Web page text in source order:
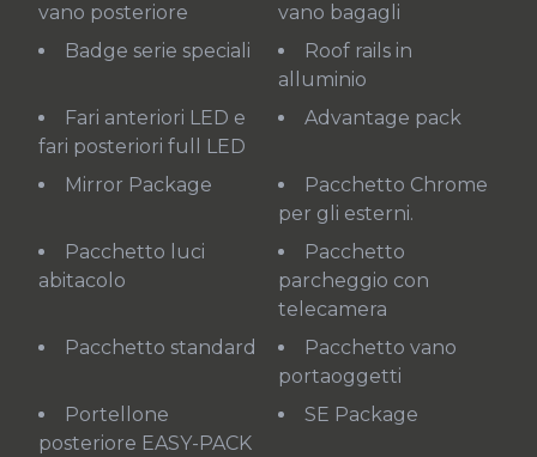
vano posteriore
vano bagagli
Badge serie speciali
Roof rails in
alluminio
Fari anteriori LED e
fari posteriori full LED
Advantage pack
Mirror Package
Pacchetto Chrome
per gli esterni.
Pacchetto luci
abitacolo
Pacchetto
parcheggio con
telecamera
Pacchetto standard
Pacchetto vano
portaoggetti
Portellone
posteriore EASY-PACK
SE Package